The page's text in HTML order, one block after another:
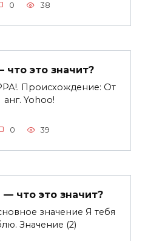
0 38
что это значит?
Происхождение: От
анг. Yohoo!
0 39
— что это значит?
значение Я тебя
Значение (2)